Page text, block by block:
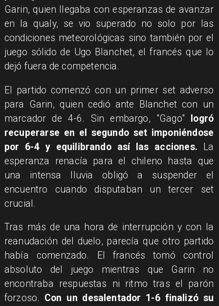
Garin, quien llegaba con esperanzas de avanzar
en la qualy, se vio superado no solo por las
condiciones meteorológicas sino también por el
juego sólido de Ugo Blanchet, el francés que lo
dejó fuera de competencia.
El partido comenzó con un primer set adverso
para Garin, quien cedió ante Blanchet con un
marcador de 4-6. Sin embargo, "Gago"
logró
recuperarse en el segundo set imponiéndose
por 6-4 y equilibrando así las acciones. La
esperanza renacía para el chileno hasta que
una intensa lluvia obligó a suspender el
encuentro cuando disputaban un tercer set
crucial.
Tras más de una hora de interrupción y con la
reanudación del duelo, parecía que otro partido
había comenzado. El francés tomó control
absoluto del juego mientras que Garin no
encontraba respuestas ni ritmo tras el parón
forzoso. Con un desalentador 1-6 finalizó su